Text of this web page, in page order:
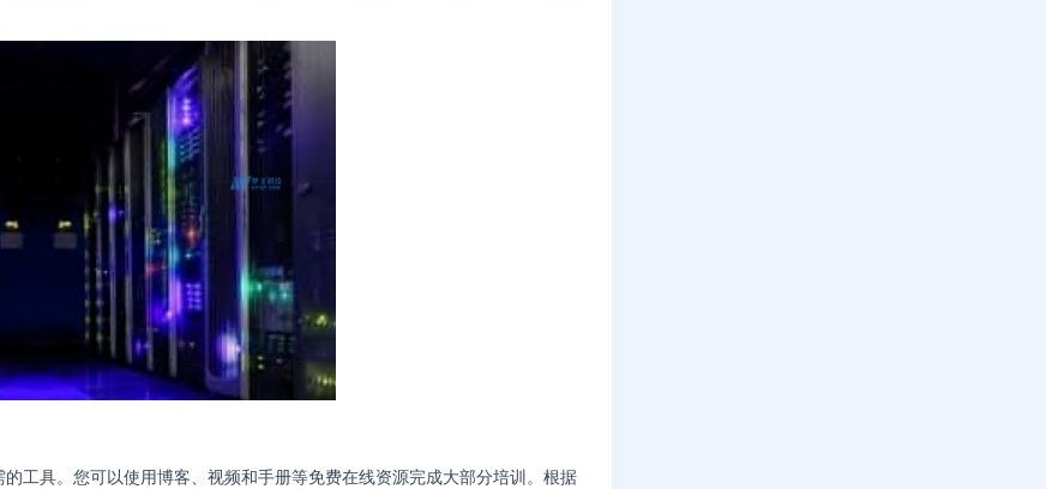
工具。您可以使用博客、视频和手册等免费在线资源完成大部分培训。根据